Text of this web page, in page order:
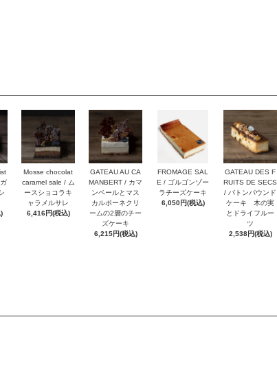
Mosse chocolat
caramel sale / ム
ースショコラキ
ャラメルサレ
6,416円(税込)
GATEAU AU CA
MANBERT / カマ
ンベールとマス
カルポーネクリ
ームの2層のチー
ズケーキ
6,215円(税込)
FROMAGE SAL
E / ゴルゴンゾー
ラチーズケーキ
6,050円(税込)
GATEAU DES F
RUITS DE SECS
/ バトンパウンド
ケーキ 木の実
とドライフルー
ツ
2,538円(税込)